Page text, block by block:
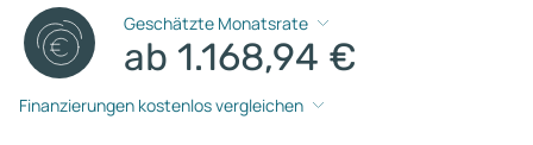
Geschätzte Monatsrate
ab 1.168,94 €
Finanzierungen kostenlos vergleichen